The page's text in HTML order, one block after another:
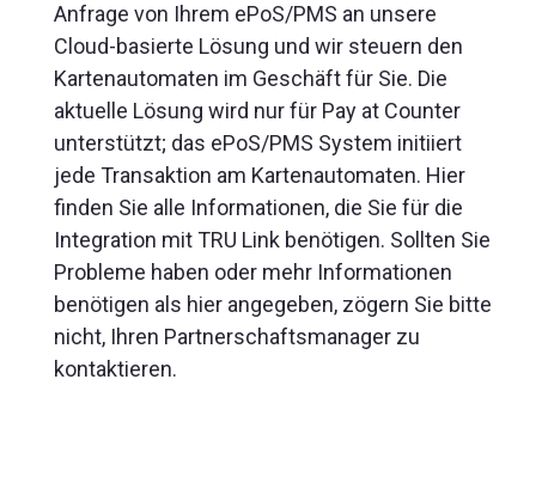
Anfrage von Ihrem ePoS/PMS an unsere
Cloud-basierte Lösung und wir steuern den
Kartenautomaten im Geschäft für Sie. Die
aktuelle Lösung wird nur für Pay at Counter
unterstützt; das ePoS/PMS System initiiert
jede Transaktion am Kartenautomaten. Hier
finden Sie alle Informationen, die Sie für die
Integration mit TRU Link benötigen. Sollten Sie
Probleme haben oder mehr Informationen
benötigen als hier angegeben, zögern Sie bitte
nicht, Ihren Partnerschaftsmanager zu
kontaktieren.